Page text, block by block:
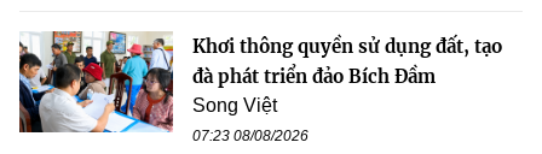
Khơi thông quyền sử dụng đất, tạo
đà phát triển đảo Bích Đầm
Song Việt
07:23 08/08/2026